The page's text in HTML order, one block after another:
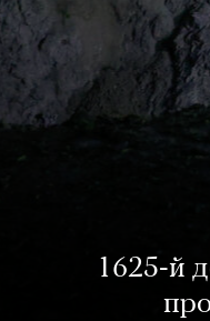
1625-й